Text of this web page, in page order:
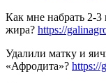
Как мне набрать 2-
жира? https://
Удалили матку и
«Афродита»? https://